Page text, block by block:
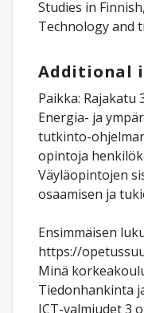
Studies in
Technology and
Additional
Paikka: Rajakatu
Energia- ja
tutkinto-
opintoja
Väyläopintojen
osaamisen ja
Ensimmäisen
https://
Minä
Tiedonhankinta
ICT-valmiudet 3